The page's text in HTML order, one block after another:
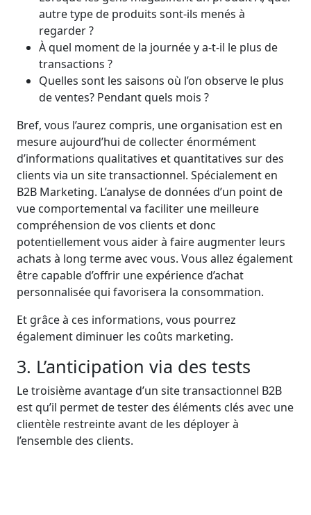
autre type de produits sont-ils menés à
regarder ?
À quel moment de la journée y a-t-il le plus de
transactions ?
Quelles sont les saisons où l’on observe le plus
de ventes? Pendant quels mois ?
Bref, vous l’aurez compris, une organisation est en
mesure aujourd’hui de collecter énormément
d’informations qualitatives et quantitatives sur des
clients via un site transactionnel. Spécialement en
B2B Marketing. L’analyse de données d’un point de
vue comportemental va faciliter une meilleure
compréhension de vos clients et donc
potentiellement vous aider à faire augmenter leurs
achats à long terme avec vous. Vous allez également
être capable d’offrir une expérience d’achat
personnalisée qui favorisera la consommation.
Et grâce à ces informations, vous pourrez
également diminuer les coûts marketing.
3. L’anticipation via des tests
Le troisième avantage d’un site transactionnel B2B
est qu’il permet de tester des éléments clés avec une
clientèle restreinte avant de les déployer à
l’ensemble des clients.